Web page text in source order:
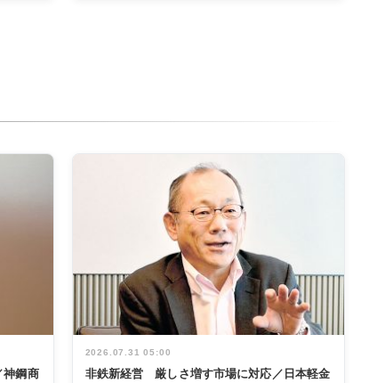
鋼商
2026.07.31 05:00
非鉄新経営 厳しさ増す市場に対応／日本軽金